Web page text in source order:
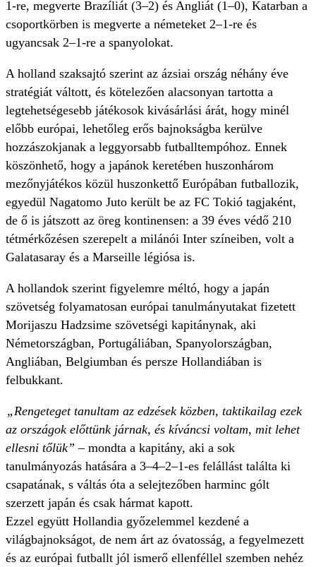
1-re, megverte Brazíliát (3–2) és Angliát (1–0), Katarban a
csoportkörben is megverte a németeket 2–1-re és
ugyancsak 2–1-re a spanyolokat.
A holland szaksajtó szerint az ázsiai ország néhány éve
stratégiát váltott, és kötelezően alacsonyan tartotta a
legtehetségesebb játékosok kivásárlási árát, hogy minél
előbb európai, lehetőleg erős bajnokságba kerülve
hozzászokjanak a leggyorsabb futballtempóhoz. Ennek
köszönhető, hogy a japánok keretében huszonhárom
mezőnyjátékos közül huszonkettő Európában futballozik,
egyedül Nagatomo Juto került be az FC Tokió tagjaként,
de ő is játszott az öreg kontinensen: a 39 éves védő 210
tétmérkőzésen szerepelt a milánói Inter színeiben, volt a
Galatasaray és a Marseille légiósa is.
A hollandok szerint figyelemre méltó, hogy a japán
szövetség folyamatosan európai tanulmányutakat fizetett
Morijaszu Hadzsime szövetségi kapitánynak, aki
Németországban, Portugáliában, Spanyolországban,
Angliában, Belgiumban és persze Hollandiában is
felbukkant.
„Rengeteget tanultam az edzések közben, taktikailag ezek
az országok előttünk járnak, és kíváncsi voltam, mit lehet
ellesni tőlük” – mondta a kapitány, aki a sok
tanulmányozás hatására a 3–4–2–1-es felállást találta ki
csapatának, s váltás óta a selejtezőben harminc gólt
szerzett japán és csak hármat kapott.
Ezzel együtt Hollandia győzelemmel kezdené a
világbajnokságot, de nem árt az óvatosság, a fegyelmezett
és az európai futballt jól ismerő ellenféllel szemben nehéz